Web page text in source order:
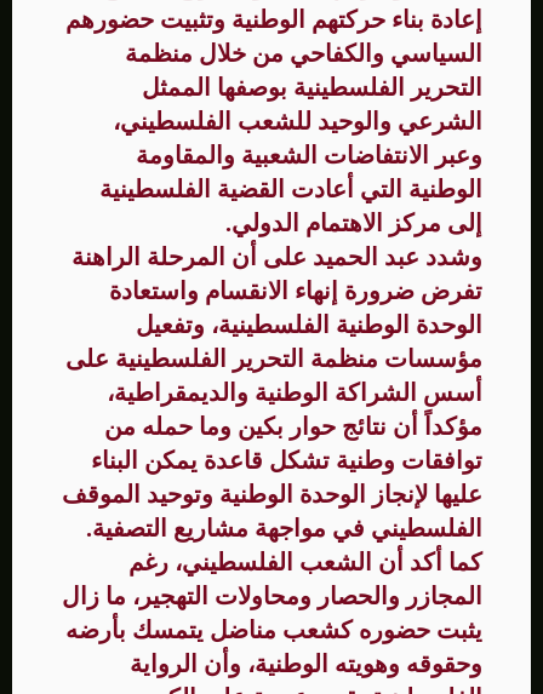
إعادة بناء حركتهم الوطنية وتثبيت حضورهم
السياسي والكفاحي من خلال منظمة
التحرير الفلسطينية بوصفها الممثل
الشرعي والوحيد للشعب الفلسطيني،
وعبر الانتفاضات الشعبية والمقاومة
الوطنية التي أعادت القضية الفلسطينية
إلى مركز الاهتمام الدولي.
وشدد عبد الحميد على أن المرحلة الراهنة
تفرض ضرورة إنهاء الانقسام واستعادة
الوحدة الوطنية الفلسطينية، وتفعيل
مؤسسات منظمة التحرير الفلسطينية على
أسس الشراكة الوطنية والديمقراطية،
مؤكداً أن نتائج حوار بكين وما حمله من
توافقات وطنية تشكل قاعدة يمكن البناء
عليها لإنجاز الوحدة الوطنية وتوحيد الموقف
الفلسطيني في مواجهة مشاريع التصفية.
كما أكد أن الشعب الفلسطيني، رغم
المجازر والحصار ومحاولات التهجير، ما زال
يثبت حضوره كشعب مناضل يتمسك بأرضه
وحقوقه وهويته الوطنية، وأن الرواية